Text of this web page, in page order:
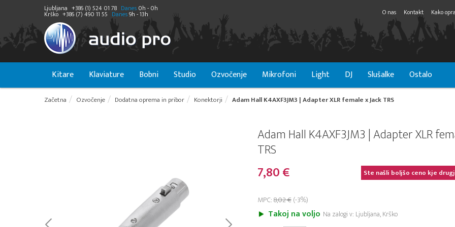
Ljubljana +386 (1) 524 01 78 Danes 0h - 0h
Krško +386 (7) 490 11 55 Danes9h - 13h O nas Kontakt Kako
Kitare Klaviature Bobni Studio Ozvočenje Mikrofoni Light DJ Slušalke Ostalo
Začetna Ozvočenje Dodatna oprema in pribor Konektorji Adam Hall K4AXF3JM3 | Adapter XLR female x Jack TRS
Adam Hall K4AXF3JM3 | Adapter XLR
TRS
7,80 €
Ste našli boljšo ceno kje
MPC:8,02 €(-3%)
Takoj na voljo Na zalogi v: Ljubljana, Krško